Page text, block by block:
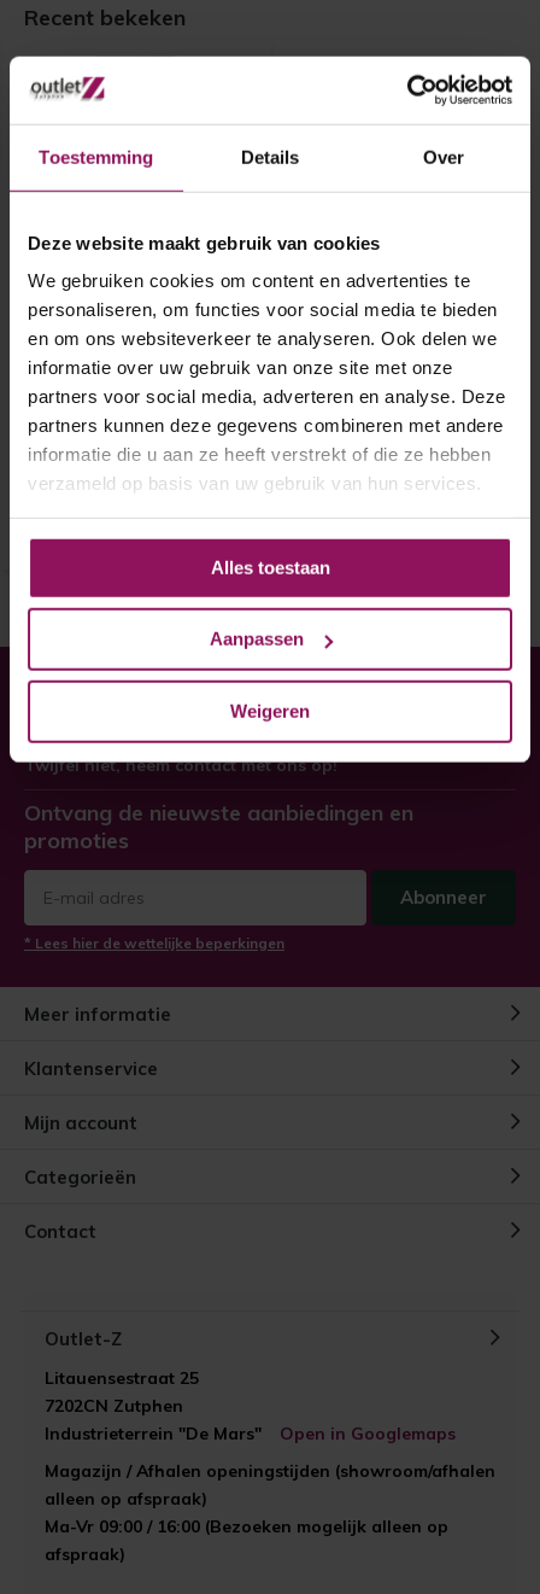
Toestemming Details Over
Deze website maakt gebruik van cookies
We gebruiken cookies om content en advertenties te
personaliseren, om functies voor social media te bieden
en om ons websiteverkeer te analyseren. Ook delen we
informatie over uw gebruik van onze site met onze
partners voor social media, adverteren en analyse. Deze
partners kunnen deze gegevens combineren met andere
informatie die u aan ze heeft verstrekt of die ze hebben
verzameld op basis van uw gebruik van hun services.
Alles toestaan
Aanpassen
Weigeren
Recent bekeken
Skantrae binnendeur SKS
3255 93x231,5
Skantrae binnendeur SKS 3255
93x231,5
Opdek linksdraaiend
A-Grade
Excl. glas
€ 140,-
Heeft u hulp nodig bij uw
Twijfel niet, neem contact met ons op!
Ontvang de nieuwste aanbiedingen en
promoties
Abonneer
* Lees hier de wettelijke beperkingen
Meer informatie
Klantenservice
Mijn account
Categorieën
Contact
Outlet-Z
Litauensestraat 25
7202CN Zutphen
Industrieterrein "De Mars"
Open in Googlemaps
Magazijn / Afhalen openingstijden (showroom/afhalen
alleen op afspraak)
Ma-Vr 09:00 / 16:00 (Bezoeken mogelijk alleen op
afspraak)